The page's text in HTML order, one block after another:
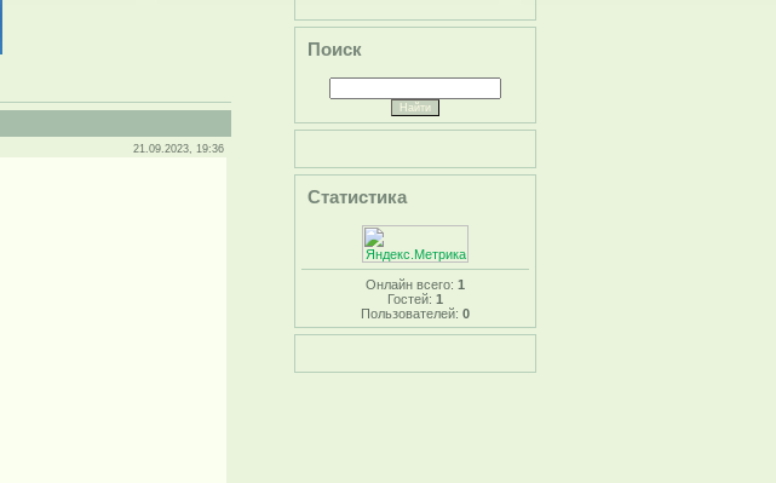
21.09.2023, 19:36
Поиск
Статистика
Онлайн всего: 1
Гостей: 1
Пользователей: 0